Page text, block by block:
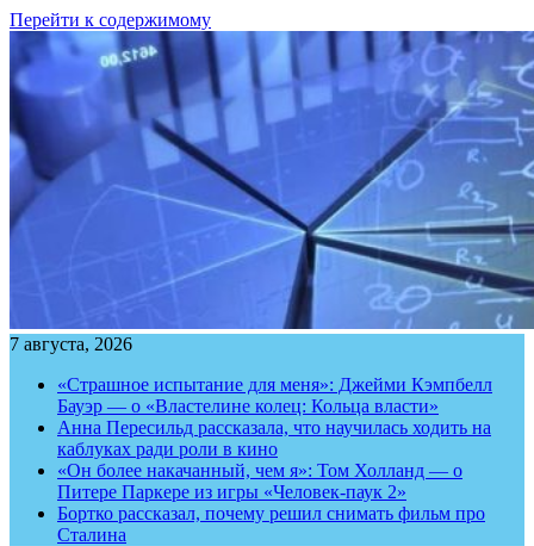
Перейти к содержимому
7 августа, 2026
«Страшное испытание для меня»: Джейми Кэмпбелл
Бауэр — о «Властелине колец: Кольца власти»
Анна Пересильд рассказала, что научилась ходить на
каблуках ради роли в кино
«Он более накачанный, чем я»: Том Холланд — о
Питере Паркере из игры «Человек-паук 2»
Бортко рассказал, почему решил снимать фильм про
Сталина